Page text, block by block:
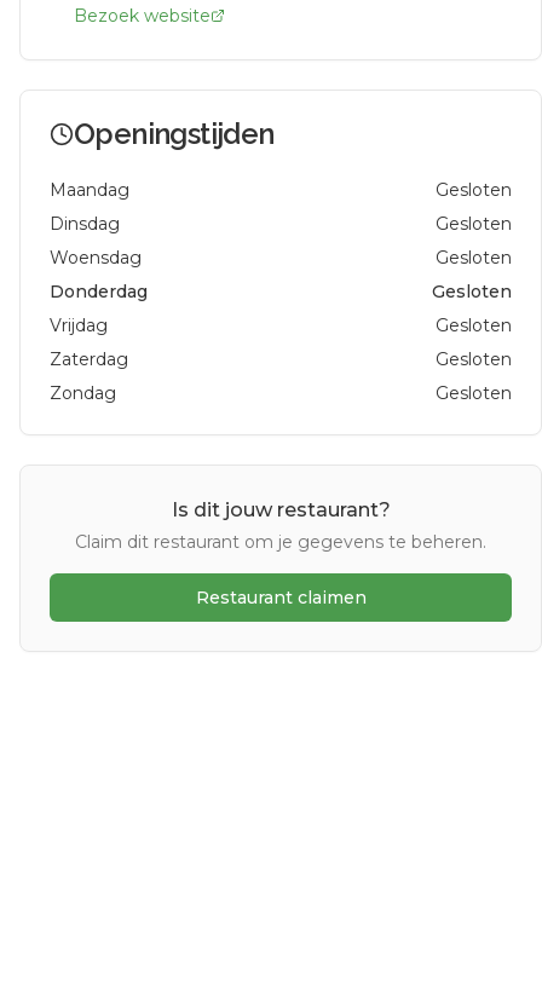
Bezoek website
Openingstijden
Maandag
Gesloten
Dinsdag
Gesloten
Woensdag
Gesloten
Donderdag
Gesloten
Vrijdag
Gesloten
Zaterdag
Gesloten
Zondag
Gesloten
Is dit jouw restaurant?
Claim dit restaurant om je gegevens te beheren.
Restaurant claimen